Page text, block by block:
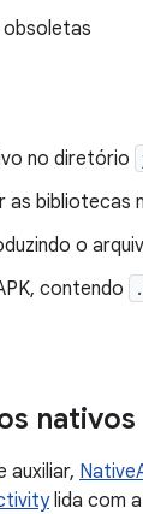
obsoletas
no diretório
as bibliotecas
o
contendo
nativos
auxiliar,
lida com